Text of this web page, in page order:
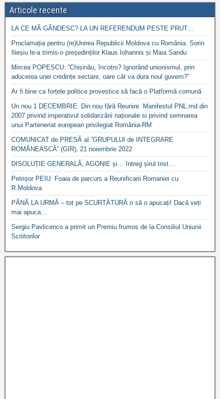
Articole recente
LA CE MĂ GÂNDESC? LA UN REFERENDUM PESTE PRUT…
Proclamația pentru (re)Unirea Republicii Moldova cu România. Sorin
Ilieșiu le-a trimis-o președinților Klaus Iohannis și Maia Sandu
Mircea POPESCU: ”Chișinău, încotro? Ignorând unionismul, prin
aducerea unei credințe sectare, oare cât va dura noul guvern?”
Ar fi bine ca forțele politice provestice să facă o Platformă comună
Un nou 1 DECEMBRIE. Din nou fără Reunire. Manifestul PNL.md din
2007 privind imperativul solidarizării naționale si privind semnarea
unui Parteneriat european privilegiat România-RM
COMUNICAT de PRESĂ al ”GRUPULUI de INTEGRARE
ROMÂNEASCĂ” (GIR), 21 noiembrie 2022
DISOLUȚIE GENERALĂ, AGONIE și… întreg șirul trist…
Petrișor PEIU: Foaia de parcurs a Reunificarii Romaniei cu
R.Moldova
PÂNĂ LA URMĂ – tot pe SCURTĂTURĂ o să o apucați! Dacă veți
mai apuca…
Sergiu Pavlicenco a primit un Premiu frumos de la Consiliul Uniunii
Scriitorilor